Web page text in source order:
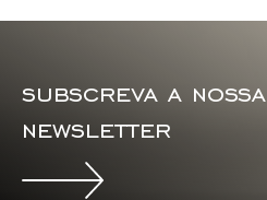
subscreva a nossa
newsletter